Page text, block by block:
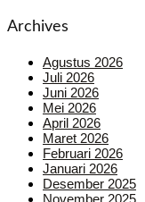
Archives
Agustus 2026
Juli 2026
Juni 2026
Mei 2026
April 2026
Maret 2026
Februari 2026
Januari 2026
Desember 2025
November 2025